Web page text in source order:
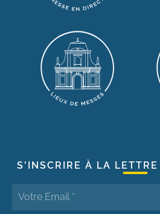
S'INSCRIRE À LA